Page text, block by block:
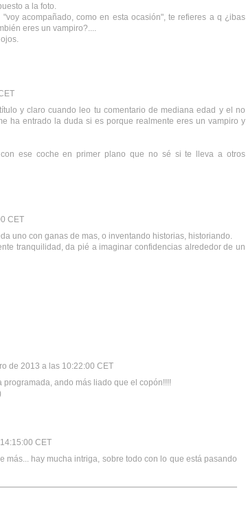
a la foto.
acompañado, como en esta ocasión", te refieres a q ¿ibas
eres un vampiro?....
y claro cuando leo tu comentario de mediana edad y el no
ha entrado la duda si es porque realmente eres un vampiro y
ese coche en primer plano que no sé si te lleva a otros
CET
uno con ganas de mas, o inventando historias, historiando.
tranquilidad, da pié a imaginar confidencias alrededor de un
de 2013 a las 10:22:00 CET
ando más liado que el copón!!!!
CET
más... hay mucha intriga, sobre todo con lo que está pasando